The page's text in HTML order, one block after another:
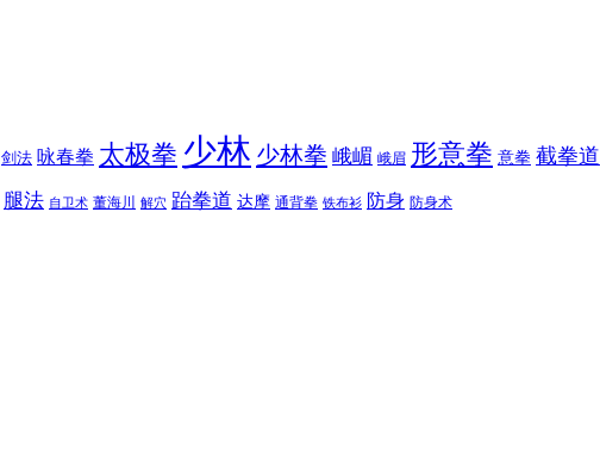
剑法 咏春拳 太极拳 少林 少林拳 峨嵋 峨眉 形意拳 意拳 截拳道
腿法 自卫术 董海川 解穴 跆拳道 达摩 通背拳 铁布衫 防身 防身术